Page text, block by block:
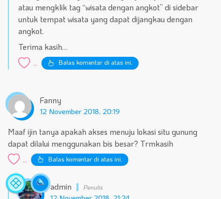
atau mengklik tag “wisata dengan angkot” di sidebar
untuk tempat wisata yang dapat dijangkau dengan
angkot.
Terima kasih…
... Balas komentar di atas ini.
Fanny
12 November 2018, 20:19
Maaf ijin tanya apakah akses menuju lokasi situ gunung
dapat dilalui menggunakan bis besar? Trmkasih
... Balas komentar di atas ini.
admin
Statistik
Situs